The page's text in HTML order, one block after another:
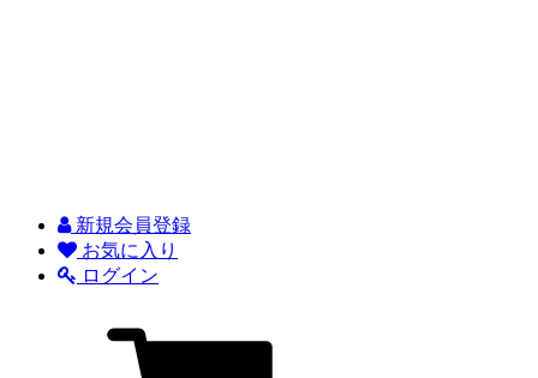
新規会員登録
お気に入り
ログイン